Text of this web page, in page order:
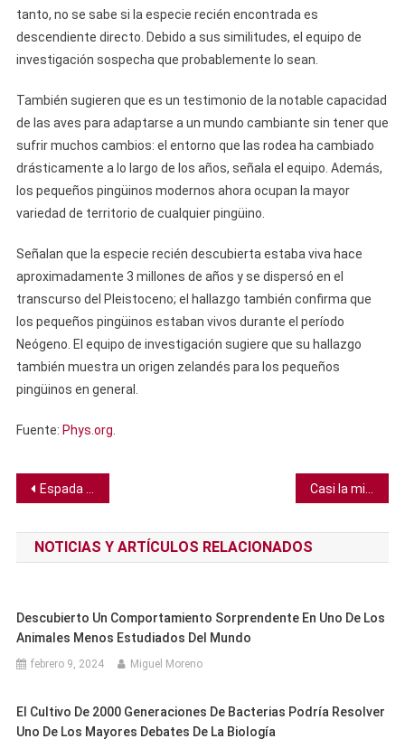
tanto, no se sabe si la especie recién encontrada es
descendiente directo. Debido a sus similitudes, el equipo de
investigación sospecha que probablemente lo sean.
También sugieren que es un testimonio de la notable capacidad
de las aves para adaptarse a un mundo cambiante sin tener que
sufrir muchos cambios: el entorno que las rodea ha cambiado
drásticamente a lo largo de los años, señala el equipo. Además,
los pequeños pingüinos modernos ahora ocupan la mayor
variedad de territorio de cualquier pingüino.
Señalan que la especie recién descubierta estaba viva hace
aproximadamente 3 millones de años y se dispersó en el
transcurso del Pleistoceno; el hallazgo también confirma que
los pequeños pingüinos estaban vivos durante el período
Neógeno. El equipo de investigación sugiere que su hallazgo
también muestra un origen zelandés para los pequeños
pingüinos en general.
Fuente: Phys.org
Navegación
de
entradas
Espada vikinga de la tumba de un guerrero es desenterrada en el patio de una casa familiar en Noruega
NOTICIAS Y ARTÍCULOS RELACIONADOS
Descubierto Un Comportamiento Sorprendente En Uno De Los
Animales Menos Estudiados Del Mundo
febrero 9, 2024 Miguel Moreno
El Cultivo De 2000 Generaciones De Bacterias Podría Resolver
Uno De Los Mayores Debates De La Biología